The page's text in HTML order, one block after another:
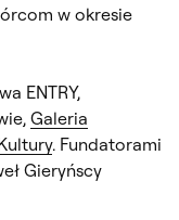
w okresie
ENTRY,
Galeria
. Fundatorami
Gieryńscy